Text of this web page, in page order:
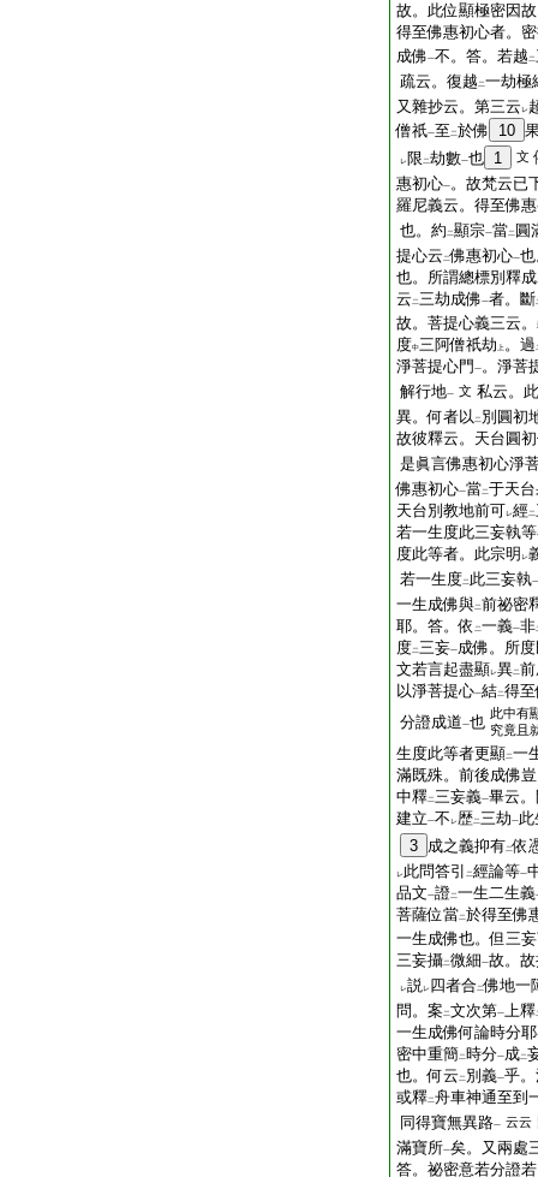
故。此位顯極密因
得至佛惠初心者。
成佛一不。答。若越 二
疏云。復越 二一劫極
又雜抄云。第三云 レ
僧祇一至 二於佛 10
レ限 二劫數一也 1 文
惠初心一。故梵云已
羅尼義云。得至佛
也。約 二顯宗一當二 圓
提心云 二佛惠初心一
也。所謂總標別釋成
云 二三劫成佛一者。斷
故。菩提心義三云
度中三阿僧祇劫 上 。過
淨菩提心門 一。淨菩
解行地一 文 私云。
異。何者以 二 別圓初
故彼釋云。天台圓
是眞言佛惠初心淨
佛惠初心一當二于天
天台別教地前可レ經二
若一生度此三妄執
度此等者。此宗明 レ
若一生度二 此三妄執一
一生成佛與二前祕密
耶。答。依 二一義一非
度二三妄一成佛。所
文若言起盡顯レ異二
以淨菩提心一結二得
分證成道一也 此中有
究竟且
生度此等者更顯二一
滿既殊。前後成佛
中釋二三妄義一畢云
建立一不 レ歴二三劫一
3 成之義抑有二依
レ此問答引 二經論等一
品文一證二一生二生義
菩薩位當二於得至佛
一生成佛也。但三
三妄攝二微細一故。
レ説レ四者合二佛地一
問。案二文次第一上釋
一生成佛何論時分耶
密中重簡二時分一成二
也。何云 二 別義一乎
或釋二舟車神通至到
同得寶無異路一 云云
滿寶所一矣。又兩處
答。祕密意若分證